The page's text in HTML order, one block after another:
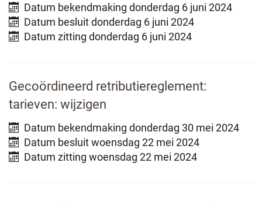
Datum bekendmaking donderdag 6 juni 2024
Datum besluitdonderdag 6 juni 2024
Datum zitting donderdag 6 juni 2024
Gecoördineerd retributiereglement:
tarieven: wijzigen
Datum bekendmaking donderdag 30 mei 2024
Datum besluitwoensdag 22 mei 2024
Datum zitting woensdag 22 mei 2024